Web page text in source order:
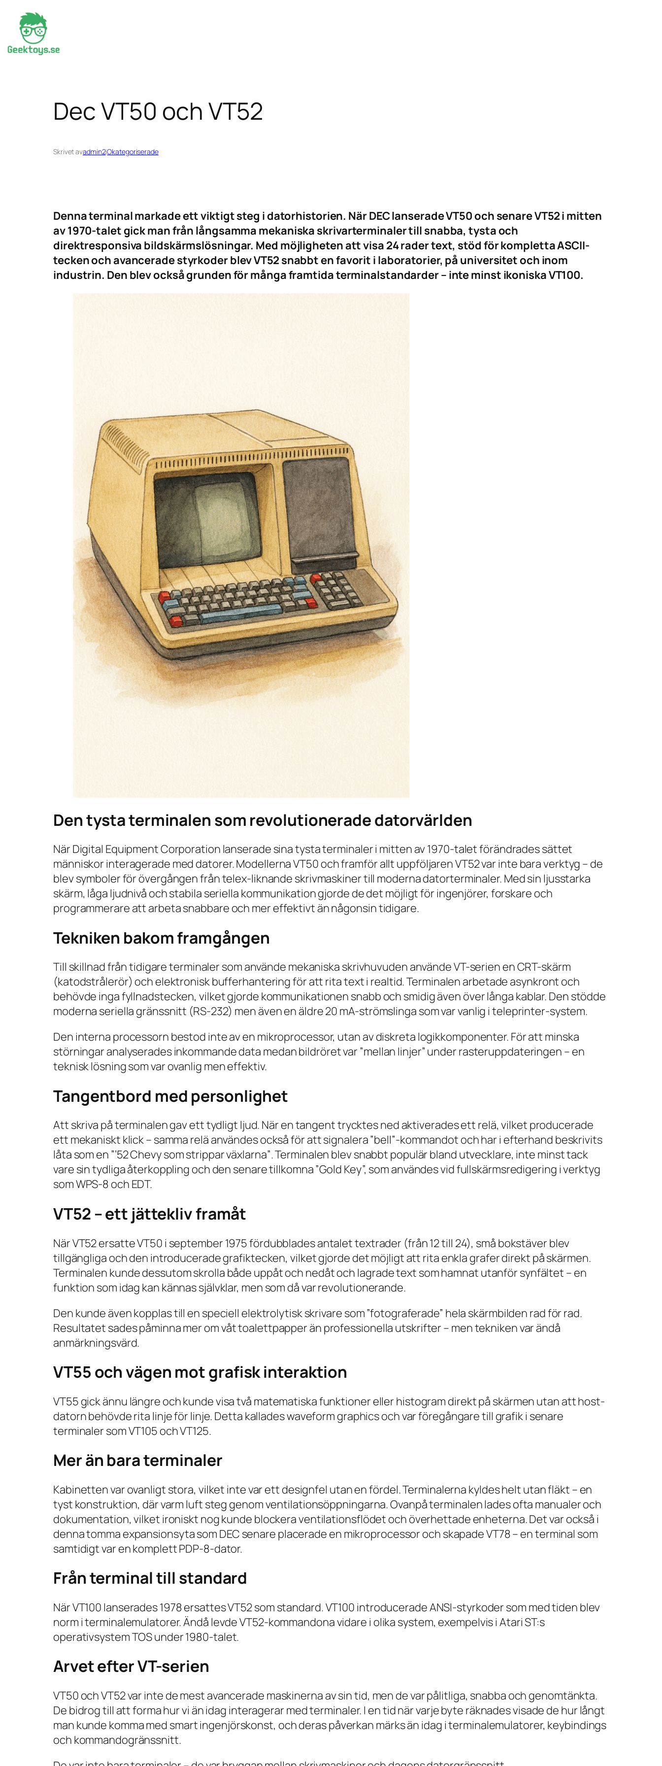
Hoppa
innehåll
Dec VT50 och VT52
Skrivet avadmin2iOkategoriserade
Denna terminal markade ett viktigt steg i datorhistorien. När DEC lanserade VT50 och senare VT52 i mitten
av 1970-talet gick man från långsamma mekaniska skrivarterminaler till snabba, tysta och
direktresponsiva bildskärmslösningar. Med möjligheten att visa 24 rader text, stöd för kompletta ASCII-
tecken och avancerade styrkoder blev VT52 snabbt en favorit i laboratorier, på universitet och inom
industrin. Den blev också grunden för många framtida terminalstandarder – inte minst ikoniska VT100.
Den tysta terminalen som revolutionerade datorvärlden
När Digital Equipment Corporation lanserade sina tysta terminaler i mitten av 1970-talet förändrades sättet
människor interagerade med datorer. ModellernaVT50 och framför allt uppföljarenVT52var inte bara verktyg – de
blev symboler för övergången från telex-liknande skrivmaskiner till moderna datorterminaler. Med sin ljusstarka
skärm, låga ljudnivå och stabila seriella kommunikation gjorde de det möjligt för ingenjörer, forskare och
programmerare att arbeta snabbare och mer effektivt än någonsin tidigare.
Tekniken bakom framgången
Till skillnad från tidigare terminaler som använde mekaniska skrivhuvuden använde VT-serien en CRT-skärm
(katodstrålerör) och elektronisk bufferhantering för att rita text i realtid. Terminalen arbetade asynkront och
behövde inga fyllnadstecken, vilket gjorde kommunikationen snabb och smidig även över långa kablar. Den stödde
moderna seriella gränssnitt (RS-232) men även en äldre 20 mA-strömslinga som var vanlig i teleprinter-system.
Den interna processorn bestod inte av en mikroprocessor, utan av diskreta logikkomponenter. För att minska
störningar analyserades inkommande data medan bildröret var ”mellan linjer” under rasteruppdateringen – en
teknisk lösning som var ovanlig men effektiv.
Tangentbord med personlighet
Att skriva på terminalen gav ett tydligt ljud. När en tangent trycktes ned aktiverades ett relä, vilket producerade
ett mekaniskt klick – samma relä användes också för att signalera ”bell”-kommandot och har i efterhand beskrivits
låta som en ”’52 Chevy som strippar växlarna”. Terminalen blev snabbt populär bland utvecklare, inte minst tack
vare sin tydliga återkoppling och den senare tillkomna ”Gold Key”, som användes vid fullskärmsredigering i verktyg
som WPS-8 och EDT.
VT52 – ett jättekliv framåt
När VT52 ersatte VT50 i september 1975 fördubblades antalet textrader (från 12 till 24), små bokstäver blev
tillgängliga och den introducerade grafiktecken, vilket gjorde det möjligt att rita enkla grafer direkt på skärmen.
Terminalen kunde dessutom skrolla både uppåt och nedåt och lagrade text som hamnat utanför synfältet – en
funktion som idag kan kännas självklar, men som då var revolutionerande.
Den kunde även kopplas till en speciell elektrolytisk skrivare som ”fotograferade” hela skärmbilden rad för rad.
Resultatet sades påminna mer om våt toalettpapper än professionella utskrifter – men tekniken var ändå
anmärkningsvärd.
VT55 och vägen mot grafisk interaktion
VT55 gick ännu längre och kunde visa två matematiska funktioner eller histogram direkt på skärmen utan att host-
datorn behövde rita linje för linje. Detta kalladeswaveform graphicsoch var föregångare till grafik i senare
terminaler som VT105 och VT125.
Mer än bara terminaler
Kabinetten var ovanligt stora, vilket inte var ett designfel utan en fördel. Terminalerna kyldes helt utan fläkt – en
tyst konstruktion, där varm luft steg genom ventilationsöppningarna. Ovanpå terminalen lades ofta manualer och
dokumentation, vilket ironiskt nog kunde blockera ventilationsflödet och överhettade enheterna. Det var också i
denna tomma expansionsyta som DEC senare placerade en mikroprocessor och skapadeVT78– en terminal som
samtidigt var en komplett PDP-8-dator.
Från terminal till standard
När VT100 lanserades 1978 ersattes VT52 som standard. VT100 introducerade ANSI-styrkoder som med tiden blev
norm i terminalemulatorer. Ändå levde VT52-kommandona vidare i olika system, exempelvis i Atari ST:s
operativsystem TOS under 1980-talet.
Arvet efter VT-serien
VT50 och VT52 var inte de mest avancerade maskinerna av sin tid, men de var pålitliga, snabba och genomtänkta.
De bidrog till att forma hur vi än idag interagerar med terminaler. I en tid när varje byte räknades visade de hur långt
man kunde komma med smart ingenjörskonst, och deras påverkan märks än idag i terminalemulatorer, keybindings
och kommandogränssnitt.